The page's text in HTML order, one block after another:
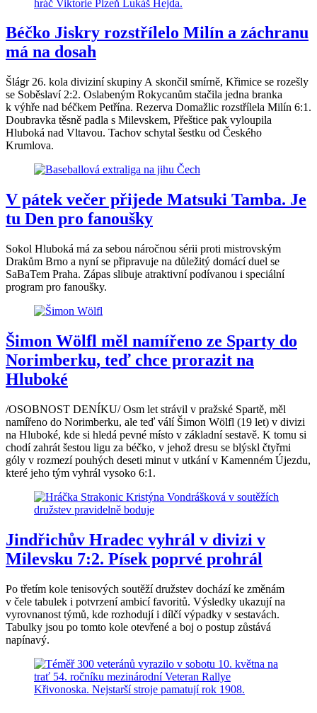
Béčko Jiskry rozstřílelo Milín a záchranu
má na dosah
Šlágr 26. kola diviziní skupiny A skončil smírně, Křimice se rozešly
se Soběslaví 2:2. Oslabeným Rokycanům stačila jedna branka
k výhře nad béčkem Petřína. Rezerva Domažlic rozstřílela Milín 6:1.
Doubravka těsně padla s Milevskem, Přeštice pak vyloupila
Hluboká nad Vltavou. Tachov schytal šestku od Českého
Krumlova.
V pátek večer přijede Matsuki Tamba. Je
tu Den pro fanoušky
Sokol Hluboká má za sebou náročnou sérii proti mistrovským
Drakům Brno a nyní se připravuje na důležitý domácí duel se
SaBaTem Praha. Zápas slibuje atraktivní podívanou i speciální
program pro fanoušky.
Šimon Wölfl měl namířeno ze Sparty do
Norimberku, teď chce prorazit na
Hluboké
/OSOBNOST DENÍKU/ Osm let strávil v pražské Spartě, měl
namířeno do Norimberku, ale teď válí Šimon Wölfl (19 let) v divizi
na Hluboké, kde si hledá pevné místo v základní sestavě. K tomu si
chodí zahrát šestou ligu za béčko, v jehož dresu se blýskl čtyřmi
góly v rozmezí pouhých deseti minut v utkání v Kamenném Újezdu,
které jeho tým vyhrál vysoko 6:1.
Jindřichův Hradec vyhrál v divizi v
Milevsku 7:2. Písek poprvé prohrál
Po třetím kole tenisových soutěží družstev dochází ke změnám
v čele tabulek i potvrzení ambicí favoritů. Výsledky ukazují na
vyrovnanost týmů, kde rozhodují i dílčí výpadky v sestavách.
Tabulky jsou po tomto kole otevřené a boj o postup zůstává
napínavý.